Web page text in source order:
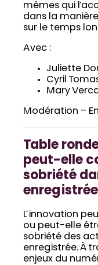
mêmes qui
dans la
sur le temps
Avec :
Juliette
Cyril
Mary
Modération –
Table
peut-elle
sobriété
enregistrée
L’innovation
ou peut-elle
sobriété des
enregistrée. À
enjeux du